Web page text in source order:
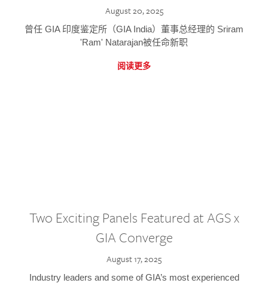
August 20, 2025
曾任 GIA 印度鉴定所（GIA India）董事总经理的 Sriram
'Ram' Natarajan被任命新职
阅读更多
Two Exciting Panels Featured at AGS x
GIA Converge
August 17, 2025
Industry leaders and some of GIA’s most experienced